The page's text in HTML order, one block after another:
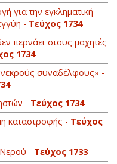
για την εγκληματική
- Τεύχος 1734
περνάει στους μαχητές
1734
συναδέλφους» -
- Τεύχος 1734
καταστροφής - Τεύχος
- Τεύχος 1733